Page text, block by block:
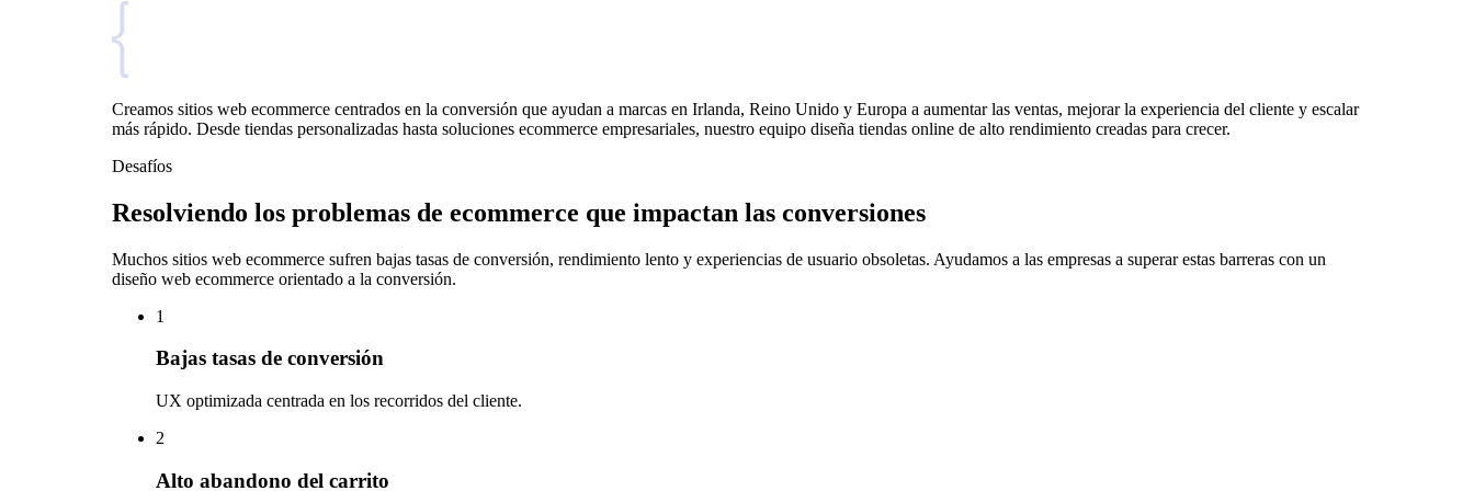
Creamos sitios web ecommerce centrados en la conversión que ayudan a marcas en Irlanda, Reino Unido y Europa a aumentar las ventas, mejorar la experiencia del cliente y escalar
más rápido. Desde tiendas personalizadas hasta soluciones ecommerce empresariales, nuestro equipo diseña tiendas online de alto rendimiento creadas para crecer.
Desafíos
Resolviendo los problemas de ecommerce que impactan las conversiones
Muchos sitios web ecommerce sufren bajas tasas de conversión, rendimiento lento y experiencias de usuario obsoletas. Ayudamos a las empresas a superar estas barreras con un
diseño web ecommerce orientado a la conversión.
1
Bajas tasas de conversión
UX optimizada centrada en los recorridos del cliente.
2
Alto abandono del carrito